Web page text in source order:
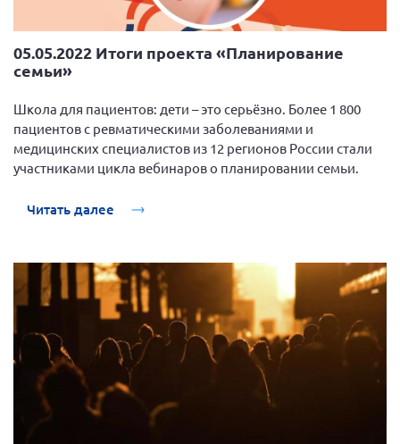
05.05.2022 Итоги проекта «Планирование
семьи»
Школа для пациентов: дети – это серьёзно. Более 1 800
пациентов с ревматическими заболеваниями и
медицинских специалистов из 12 регионов России стали
участниками цикла вебинаров о планировании семьи.
Читать далее